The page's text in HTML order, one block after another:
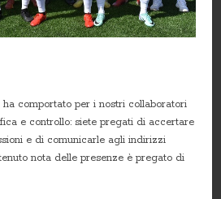
comportato per i nostri collaboratori
e controllo: siete pregati di accertare
e di comunicarle agli indirizzi
nota delle presenze è pregato di